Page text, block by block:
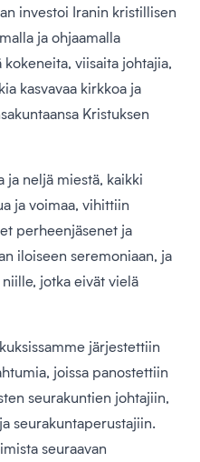
investoi Iranin kristillisen
ja ohjaamalla
viisaita johtajia,
kasvavaa kirkkoa ja
Kristuksen
ja neljä miestä, kaikki
ja voimaa, vihittiin
perheenjäsenet ja
iloiseen seremoniaan, ja
jotka eivät vielä
järjestettiin
joissa panostettiin
seurakuntien johtajiin,
seurakuntaperustajiin.
seuraavan